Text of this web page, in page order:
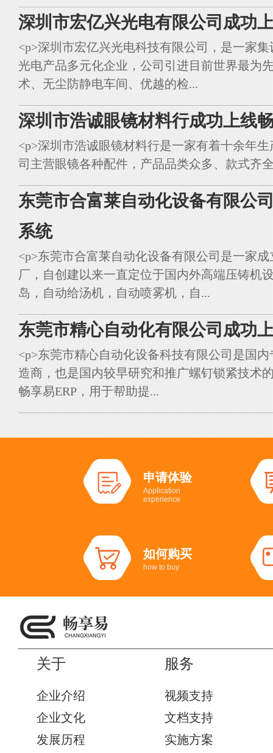
深圳市宏亿兴光电有限公司成功
<p>深圳市宏亿兴光电科技有限公司，是一家
光电产品多元化企业，公司引进目前世界最为
术、无尘防静电车间、优越的检...
深圳市浩诚眼镜材料行成功上线
<p>深圳市浩诚眼镜材料行是一家有着十余年
司主营眼镜各种配件，产品品类众多、款式齐
东莞市合富莱自动化设备有限公
系统
<p>东莞市合富莱自动化设备有限公司是一家
厂，自创建以来一直定位于国内外高端压铸机
岛，自动给汤机，自动喷雾机，自...
东莞市精心自动化有限公司成功
<p>东莞市精心自动化设备科技有限公司是国
造商，也是国内较早研究和推广螺钉锁紧技术
畅享易ERP，用于帮助提...
申请体验
Application
experience
如何购买
how to buy
关于
企业介绍
企业文化
发展历程
服务
视频支持
文档支持
实施方案